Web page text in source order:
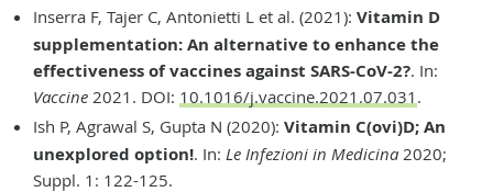
Inserra F, Tajer C, Antonietti L et al. (2021): Vitamin D
supplementation: An alternative to enhance the
effectiveness of vaccines against SARS-CoV-2?. In:
Vaccine 2021. DOI: 10.1016/j.vaccine.2021.07.031 .
Ish P, Agrawal S, Gupta N (2020): Vitamin C(ovi)D; An
unexplored option!. In: Le Infezioni in Medicina 2020;
Suppl. 1: 122-125.